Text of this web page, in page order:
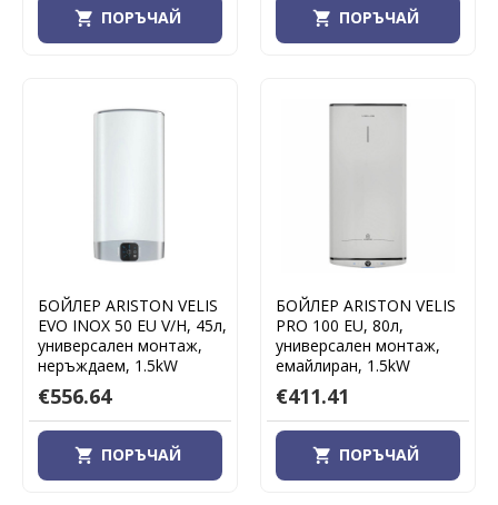
ПОРЪЧАЙ ПОРЪЧАЙ
БОЙЛЕР ARISTON VELIS
EVO INOX 50 EU V/H, 45л,
универсален монтаж,
неръждаем, 1.5kW
€556.64
ПОРЪЧАЙ
БОЙЛЕР ARISTON VELIS
PRO 100 EU, 80л,
универсален монтаж,
емайлиран, 1.5kW
€411.41
ПОРЪЧАЙ